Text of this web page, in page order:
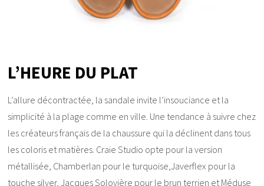
L’HEURE DU PLAT
L’allure décontractée, la sandale invite l’insouciance et la
simplicité à la plage comme en ville. Une tendance à suivre chez
les créateurs français de la chaussure qui la déclinent dans tous
les coloris et matières. Craie Studio opte pour la version
métallisée, Chamberlan pour le turquoise,Javerflex pour la
touche silver, Jacques Solovière pour le brun terrien et Méduse